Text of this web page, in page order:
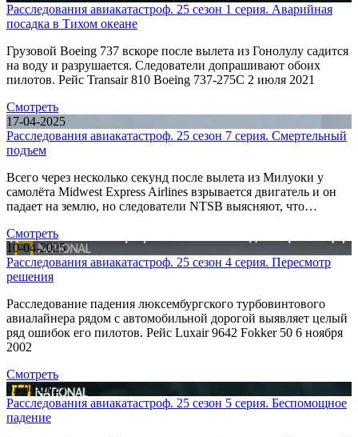
Расследования авиакатастроф. 25 сезон 1 серия. Аварийная
посадка в Тихом океане
Грузовой Boeing 737 вскоре после вылета из Гонолулу садится
на воду и разрушается. Следователи допрашивают обоих
пилотов. Рейс Transair 810 Boeing 737-275C 2 июля 2021
Смотреть
17-04-2025
Расследования авиакатастроф. 25 сезон 7 серия. Смертельный
подъем
Всего через несколько секунд после вылета из Милуоки у
самолёта Midwest Express Airlines взрывается двигатель и он
падает на землю, но следователи NTSB выясняют, что…
Смотреть
10-04-2025
Расследования авиакатастроф. 25 сезон 4 серия. Пересмотр
решения
Расследование падения люксембургского турбовинтового
авиалайнера рядом с автомобильной дорогой выявляет целый
ряд ошибок его пилотов. Рейс Luxair 9642 Fokker 50 6 ноября
2002
Смотреть
03-04-2025
Расследования авиакатастроф. 25 сезон 5 серия. Беспомощное
падение